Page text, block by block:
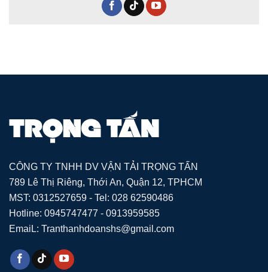
CÔNG TY TNHH DV VẬN TẢI TRỌNG TẤN
789 Lê Thị Riêng, Thới An, Quận 12, TPHCM
MST: 0312527659 - Tel: 028 62590486
Hotline: 0945747477 - 0913959585
EmaiL: Tranthanhdoanshs@gmail.com